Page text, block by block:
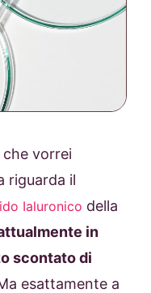
che vorrei
riguarda il
Ialuronico della
in
scontato di
esattamente a